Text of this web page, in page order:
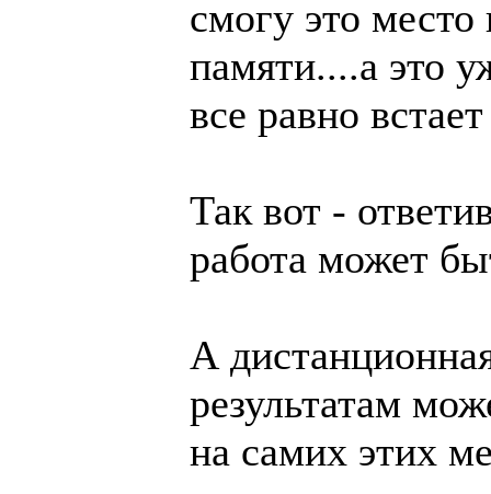
смогу это
памяти....а это
все равно
Так вот -
работа может
А
результатам
на самих этих